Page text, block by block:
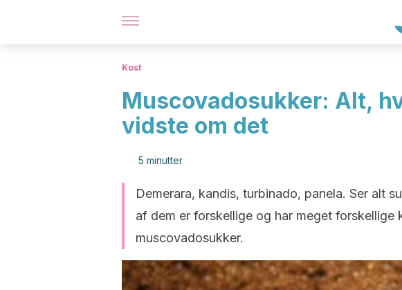
Kost
Muscovadosukker: Alt,
vidste om det
5 minutter
Demerara, kandis, turbinado, panela. Ser alt
af dem er forskellige og har meget
muscovadosukker.